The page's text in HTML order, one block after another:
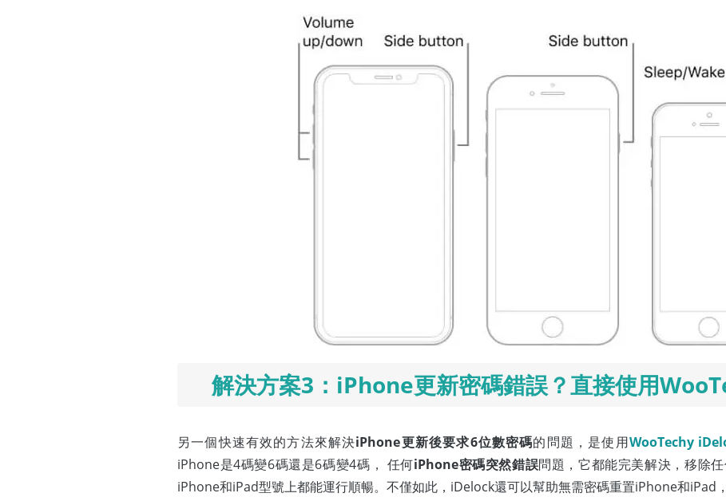
解決方案3：iPhone更新密碼錯誤？直接使用
另一個快速有效的方法來解決iPhone更新後要求6位數密碼的問題，是使用WooTechy
iPhone是4碼變6碼還是6碼變4碼， 任何iPhone密碼突然錯誤問題，它都能完美解決，移除
iPhone和iPad型號上都能運行順暢。不僅如此，iDelock還可以幫助無需密碼重置iPhone和iPad，